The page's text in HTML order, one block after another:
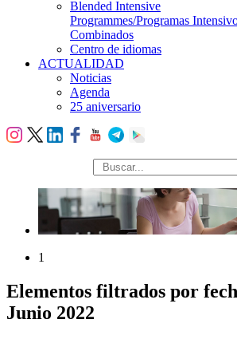
Blended Intensive
Programmes/Programas
Combinados
Centro de idiomas
ACTUALIDAD
Noticias
Agenda
25 aniversario
búsqueda
1
Elementos filtrados por
Junio 2022